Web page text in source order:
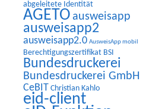
abgeleitete Identität
AGETO ausweisapp
ausweisapp2
ausweisapp2.0 AusweisApp mobil
Berechtigungszertifikat BSI
Bundesdruckerei
Bundesdruckerei GmbH
CeBIT Christian Kahlo
eid-client